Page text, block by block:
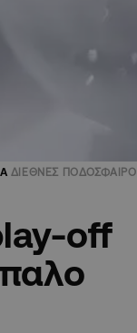
ΔΙΕΘΝΕΣ ΠΟΔΟΣΦΑΙΡΟ
off